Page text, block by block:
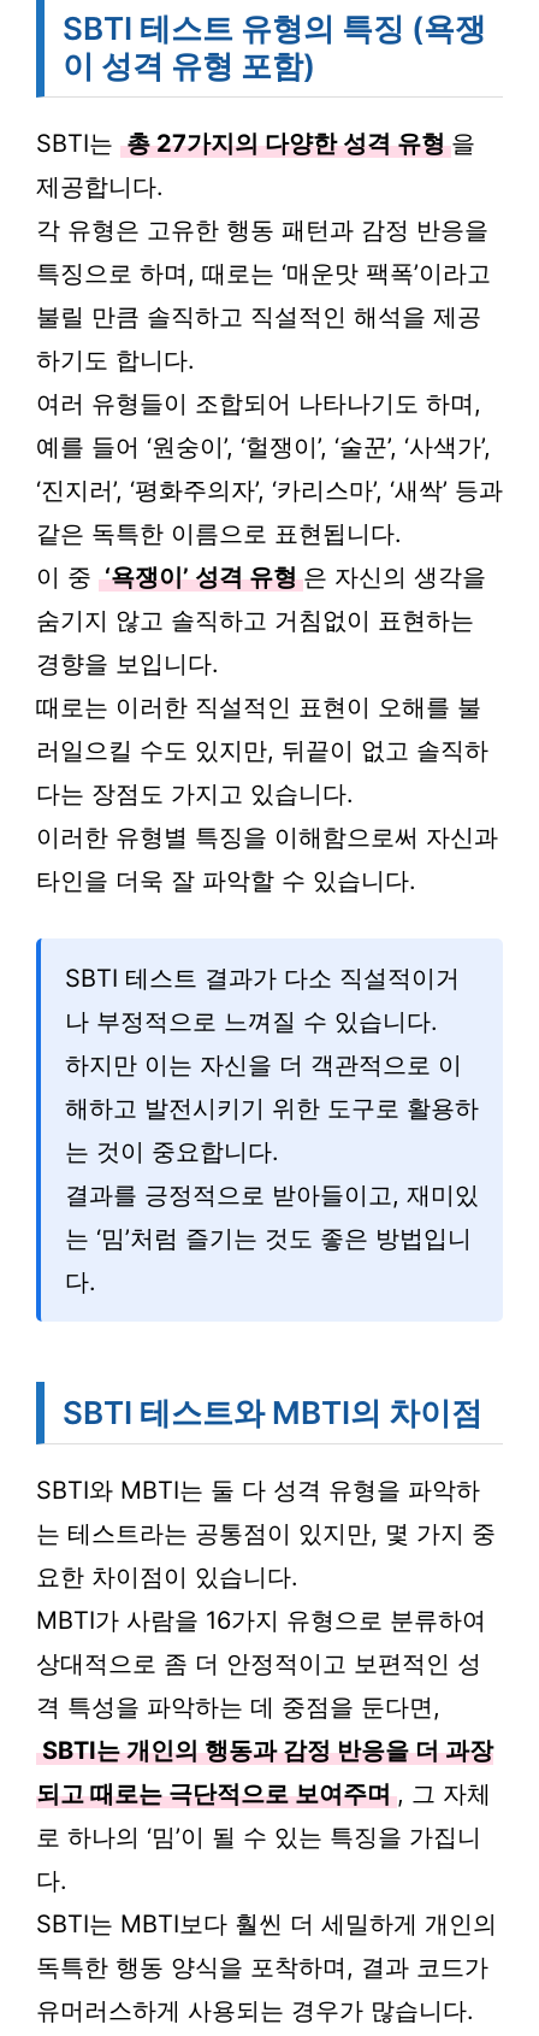
SBTI 테스트 유형의 특징 (욕쟁
이 성격 유형 포함)
SBTI는 총 27가지의 다양한 성격 유형 을
제공합니다.
각 유형은 고유한 행동 패턴과 감정 반응을
특징으로 하며, 때로는 ‘매운맛 팩폭’이라고
불릴 만큼 솔직하고 직설적인 해석을 제공
하기도 합니다.
여러 유형들이 조합되어 나타나기도 하며,
예를 들어 ‘원숭이’, ‘헐쟁이’, ‘술꾼’, ‘사색가’,
‘진지러’, ‘평화주의자’, ‘카리스마’, ‘새싹’ 등과
같은 독특한 이름으로 표현됩니다.
이 중 ‘욕쟁이’ 성격 유형 은 자신의 생각을
숨기지 않고 솔직하고 거침없이 표현하는
경향을 보입니다.
때로는 이러한 직설적인 표현이 오해를 불
러일으킬 수도 있지만, 뒤끝이 없고 솔직하
다는 장점도 가지고 있습니다.
이러한 유형별 특징을 이해함으로써 자신과
타인을 더욱 잘 파악할 수 있습니다.
SBTI 테스트 결과가 다소 직설적이거
나 부정적으로 느껴질 수 있습니다.
하지만 이는 자신을 더 객관적으로 이
해하고 발전시키기 위한 도구로 활용하
는 것이 중요합니다.
결과를 긍정적으로 받아들이고, 재미있
는 ‘밈’처럼 즐기는 것도 좋은 방법입니
다.
SBTI 테스트와 MBTI의 차이점
SBTI와 MBTI는 둘 다 성격 유형을 파악하
는 테스트라는 공통점이 있지만, 몇 가지 중
요한 차이점이 있습니다.
MBTI가 사람을 16가지 유형으로 분류하여
상대적으로 좀 더 안정적이고 보편적인 성
격 특성을 파악하는 데 중점을 둔다면,
SBTI는 개인의 행동과 감정 반응을 더 과장
되고 때로는 극단적으로 보여주며 , 그 자체
로 하나의 ‘밈’이 될 수 있는 특징을 가집니
다.
SBTI는 MBTI보다 훨씬 더 세밀하게 개인의
독특한 행동 양식을 포착하며, 결과 코드가
유머러스하게 사용되는 경우가 많습니다.